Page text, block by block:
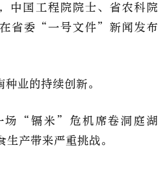
中国工程院院士、省农科院
省委“一号文件”新闻发布
业的持续创新。
场“镉米”危机席卷洞庭湖
产带来严重挑战。